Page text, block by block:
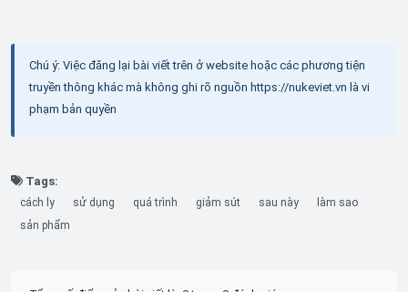
Chú ý: Việc đăng lại bài viết trên ở website hoặc các phương tiện
truyền thông khác mà không ghi rõ nguồn https://nukeviet.vn là vi
phạm bản quyền
Tags:
cách ly sử dụng quá trình giảm sút sau này
làm sao
sản phẩm